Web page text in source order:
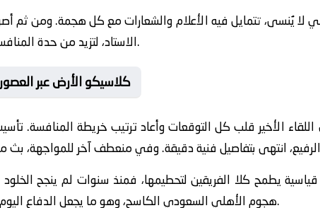
لا يُنسى، تتمايل فيه الأعلام والشعارات مع كل هجمة. ومن
الاستاد، لتزيد من حدة المنافسة وتُلهب حماس النجوم فوق الميدان.
⏱️ كلاسيكو الأرض عبر
الأخير قلب كل التوقعات وأعاد ترتيب خريطة المنافسة.
يطمح كلا الفريقين لتحطيمها، فمنذ سنوات لم ينجح
هجوم الأهلي السعودي الكاسح، وهو ما يجعل الدفاع اليوم تحت ضغط هائل منذ الدقيقة الأولى.